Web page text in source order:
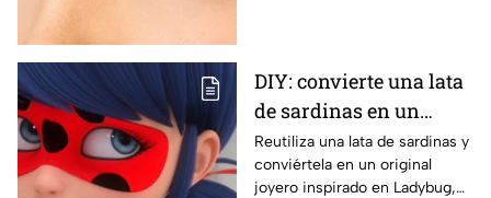
DIY: convierte una lata
de sardinas en un
joyero inspirado en
Ladybug
Reutiliza una lata de sardinas y
conviértela en un original
joyero inspirado en Ladybug,